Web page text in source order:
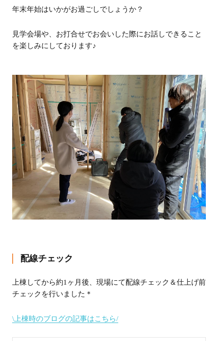
年末年始はいかがお過ごしでしょうか？
見学会場や、お打合せでお会いした際にお話しできること
を楽しみにしております♪
配線チェック
上棟してから約1ヶ月後、現場にて配線チェック＆仕上げ前
チェックを行いました＊
\上棟時のブログの記事はこちら/